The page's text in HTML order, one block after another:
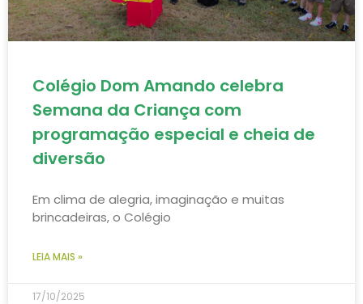
Colégio Dom Amando celebra
Semana da Criança com
programação especial e cheia de
diversão
Em clima de alegria, imaginação e muitas
brincadeiras, o Colégio
LEIA MAIS »
17/10/2025